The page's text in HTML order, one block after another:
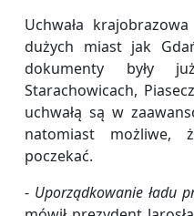
Uchwała
dużych miast jak
dokumenty były
Starachowicach,
uchwałą są w
natomiast możliwe,
poczekać.
- Uporządkowanie ładu